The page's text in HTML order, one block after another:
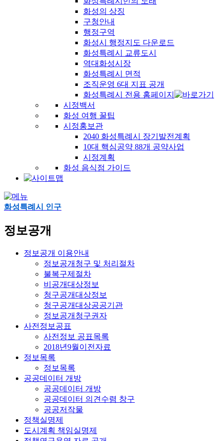
화성의 상징
구청안내
행정구역
화성시 행정지도 다운로드
화성특례시 교류도시
역대화성시장
화성특례시 면적
조직운영 6대 지표 공개
화성특례시 전용 홈페이지
시정백서
화성 여행 꿀팁
시정홍보관
2040 화성특례시 장기발전계획
10대 핵심공약 88개 공약사업
시정계획
화성 음식점 가이드
화성특례시 인구
정보공개
정보공개 이용안내
정보공개청구 및 처리절차
불복구제절차
비공개대상정보
청구공개대상정보
청구공개대상공공기관
정보공개청구권자
사전정보공표
사전정보 공표목록
2018년9월이전자료
정보목록
정보목록
공공데이터 개방
공공데이터 개방
공공데이터 의견수렴 창구
공공저작물
정책실명제
도시계획 책임실명제